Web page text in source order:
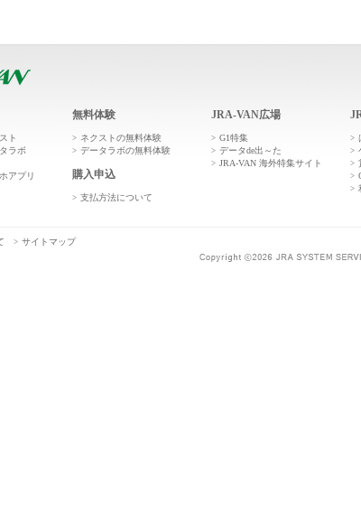
ト
ラボ
アプリ
無料体験
ネクストの無料体験
データラボの無料体験
購入申込
支払方法について
JRA-VAN広場
G1特集
データde出～た
JRA-VAN 海外特集サイト
サイトマップ